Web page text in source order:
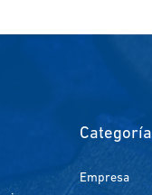
Empresa